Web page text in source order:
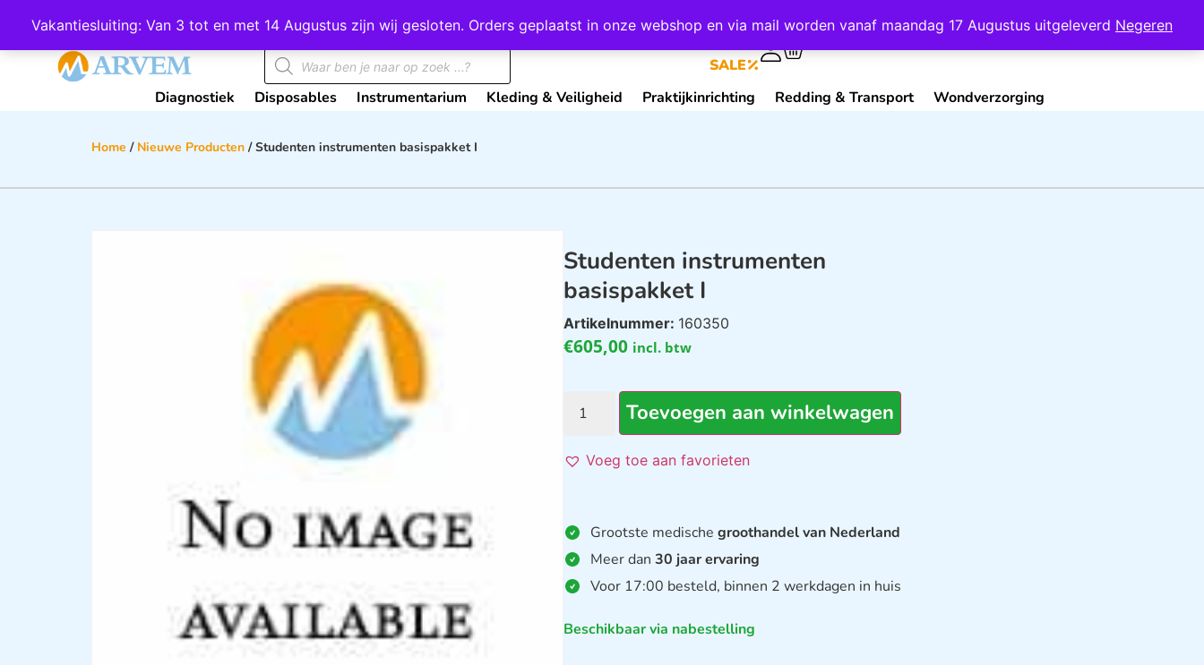
Vakantiesluiting: Van 3 tot en met 14 Augustus zijn wij gesloten. Orders geplaatst in onze webshop en via mail worden vanaf maandag 17 Augustus uitgeleverd Negeren
Wij scoren een 4,8 op Google Mijn Account Contact
SALE
Diagnostiek Disposables Instrumentarium Kleding & Veiligheid Praktijkinrichting Redding & Transport Wondverzorging
Home / Nieuwe Producten / Studenten instrumenten basispakket I
Studenten instrumenten
basispakket I
Artikelnummer: 160350
€605,00 incl. btw
Toevoegen aan winkelwagen
Voeg toe aan favorieten
Grootste medischegroothandel van Nederland
Meer dan30 jaar ervaring
Voor 17:00 besteld, binnen 2 werkdagen in huis
Beschikbaar via nabestelling